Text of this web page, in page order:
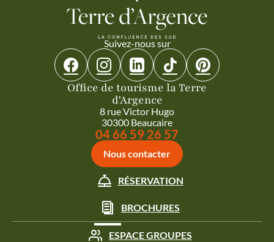
Suivez-nous sur
Suivez-nous sur Facebook
Suivez-nous sur Instagram
Suivez-nous sur Linkedin
Suivez-nous sur Tiktok
Suivez-nous sur
Office de tourisme la Terre
d'Argence
8 rue Victor Hugo
30300 Beaucaire
Appeler le
04 66 59 26 57
Nous contacter
RÉSERVATION
BROCHURES
ESPACE GROUPES